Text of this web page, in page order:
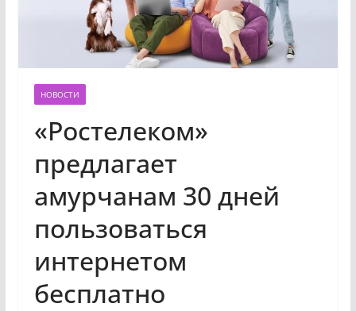
НОВОСТИ
«Ростелеком»
предлагает
амурчанам 30 дней
пользоваться
интернетом
бесплатно